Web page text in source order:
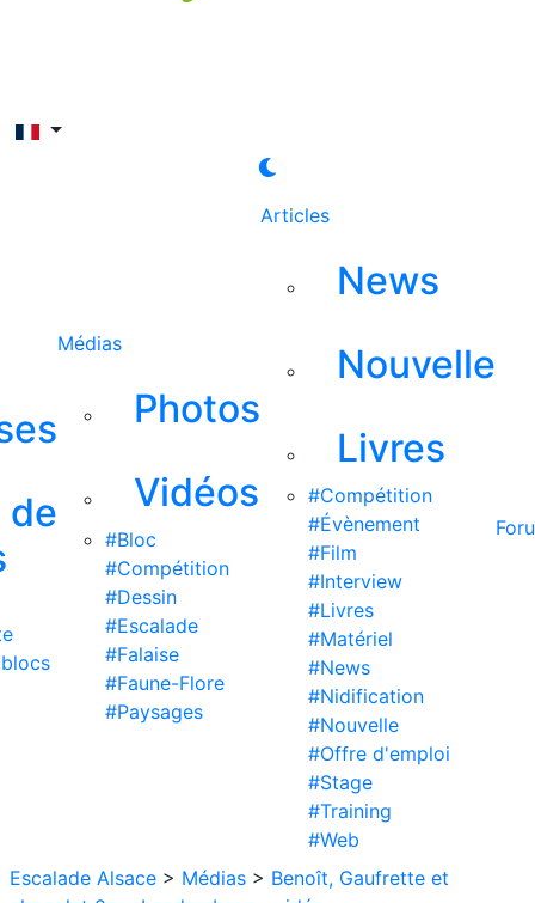
de
Médias
Photos
Vidéos
#Bloc
#Compétition
#Dessin
#Escalade
#Falaise
#Faune-Flore
#Paysages
Articles
News
Nouvelle
Livres
#Compétition
#Évènement
#Film
#Interview
#Livres
#Matériel
#News
#Nidification
#Nouvelle
#Offre d'emploi
#Stage
#Training
#Web
Escalade Alsace > Médias > Benoît, Gaufrette et